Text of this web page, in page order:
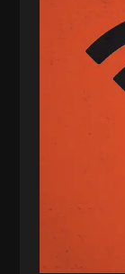
سروش کرمیان،
فتحی